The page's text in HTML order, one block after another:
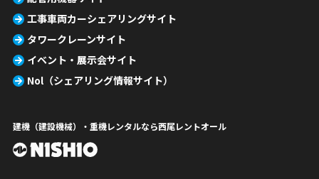
工事車両カーシェアリングサイト
タワークレーンサイト
イベント・展示会サイト
Nol（シェアリング情報サイト）
建機（建設機械）・重機レンタルなら西尾レントオール